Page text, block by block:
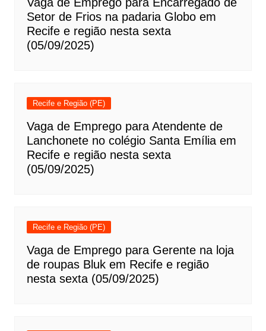
Setor de Frios na padaria Globo em
Recife e região nesta sexta
(05/09/2025)
Recife e Região (PE)
Vaga de Emprego para Atendente de
Lanchonete no colégio Santa Emília em
Recife e região nesta sexta
(05/09/2025)
Recife e Região (PE)
Vaga de Emprego para Gerente na loja
de roupas Bluk em Recife e região
nesta sexta (05/09/2025)